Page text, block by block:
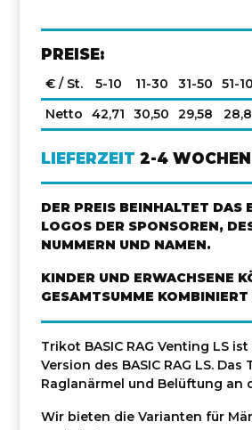
PREISE:
€ / St. 5-10 11-30 31-50
51-
Netto
42,71 30,50 29,58
LIEFERZEIT 2-4 WOCHEN
DER PREIS BEINHALTET DAS
LOGOS DER SPONSOREN,
NUMMERN UND NAMEN.
KINDER UND ERWACHSENE
GESAMTSUMME
Trikot BASIC RAG Venting LS
Version des BASIC RAG LS.
Raglanärmel und Belüftung an
Wir bieten die Varianten für